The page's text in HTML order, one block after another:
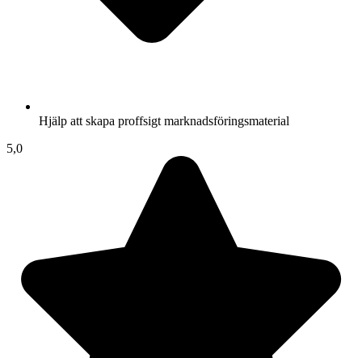
Hjälp att skapa proffsigt marknadsföringsmaterial
5,0